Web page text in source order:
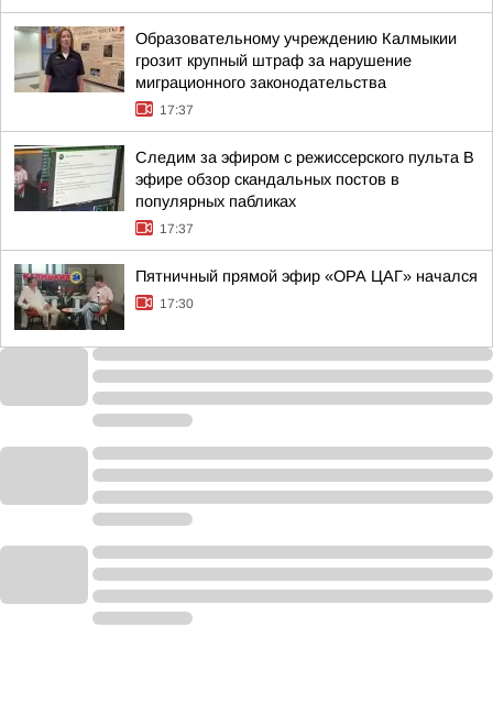
Образовательному учреждению Калмыкии
грозит крупный штраф за нарушение
миграционного законодательства
17:37
Следим за эфиром с режиссерского пульта В
эфире обзор скандальных постов в
популярных пабликах
17:37
Пятничный прямой эфир «ОРА ЦАГ» начался
17:30